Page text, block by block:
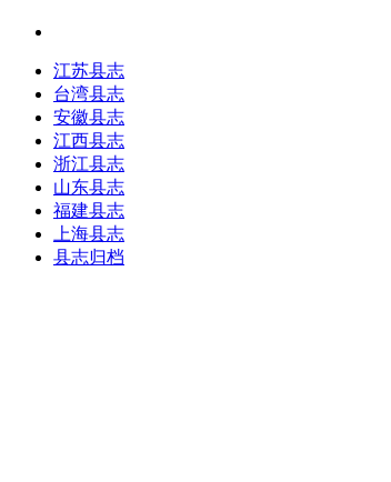
江苏县志
台湾县志
安徽县志
江西县志
浙江县志
山东县志
福建县志
上海县志
县志归档